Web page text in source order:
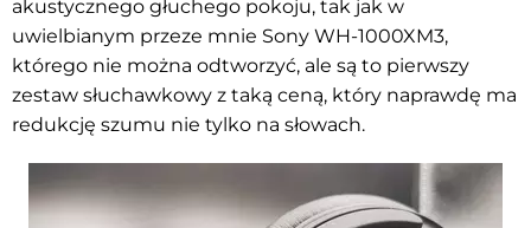
akustycznego głuchego pokoju, tak jak w
uwielbianym przeze mnie Sony WH-1000XM3,
którego nie można odtworzyć, ale są to pierwszy
zestaw słuchawkowy z taką ceną, który naprawdę ma
redukcję szumu nie tylko na słowach.